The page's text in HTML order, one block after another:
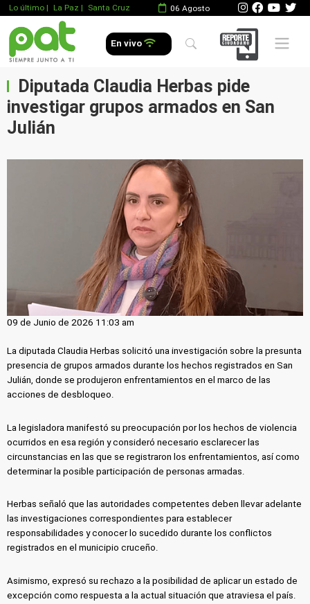
Lo último | La Paz | Santa Cruz 06 Agosto
En vivo Mobile
Diputada Claudia Herbas pide
investigar grupos armados en San
Julián
09 de Junio de 2026 11:03 am
La diputada Claudia Herbas solicitó una investigación sobre la presunta
presencia de grupos armados durante los hechos registrados en San
Julián, donde se produjeron enfrentamientos en el marco de las
acciones de desbloqueo.
La legisladora manifestó su preocupación por los hechos de violencia
ocurridos en esa región y consideró necesario esclarecer las
circunstancias en las que se registraron los enfrentamientos, así como
determinar la posible participación de personas armadas.
Herbas señaló que las autoridades competentes deben llevar adelante
las investigaciones correspondientes para establecer
responsabilidades y conocer lo sucedido durante los conflictos
registrados en el municipio cruceño.
Asimismo, expresó su rechazo a la posibilidad de aplicar un estado de
excepción como respuesta a la actual situación que atraviesa el país.